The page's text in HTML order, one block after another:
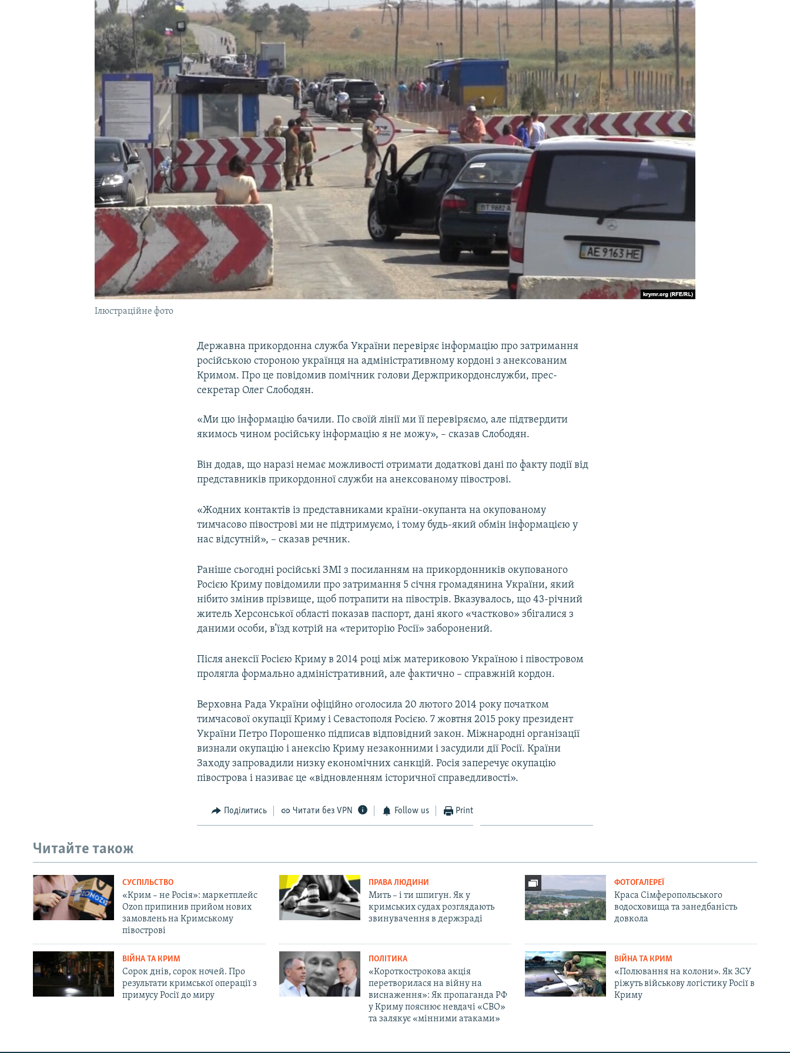
УКРАЇНСЬКА ПРОБЛЕМА КРИМУ
Русский
Ілюстраційне фото
Державна прикордонна служба України перевіряє інформацію про затримання
російською стороною українця на адміністративному кордоні з анексованим
Кримом. Про це повідомив помічник голови Держприкордонслужби, прес-
секретар Олег Слободян.
«Ми цю інформацію бачили. По своїй лінії ми її перевіряємо, але підтвердити
якимось чином російську інформацію я не можу», – сказав Слободян.
Він додав, що наразі немає можливості отримати додаткові дані по факту події від
представників прикордонної служби на анексованому півострові.
«Жодних контактів із представниками країни-окупанта на окупованому
тимчасово півострові ми не підтримуємо, і тому будь-який обмін інформацією у
нас відсутній», – сказав речник.
Раніше сьогодні російські ЗМІ з посиланням на прикордонників окупованого
Росією Криму повідомили про затримання 5 січня громадянина України, який
нібито змінив прізвище, щоб потрапити на півострів. Вказувалось, що 43-річний
житель Херсонської області показав паспорт, дані якого «частково» збігалися з
даними особи, в’їзд котрій на «територію Росії» заборонений.
Після анексії Росією Криму в 2014 році між материковою Україною і півостровом
пролягла формально адміністративний, але фактично – справжній кордон.
Верховна Рада України офіційно оголосила 20 лютого 2014 року початком
тимчасової окупації Криму і Севастополя Росією. 7 жовтня 2015 року президент
України Петро Порошенко підписав відповідний закон. Міжнародні організації
визнали окупацію і анексію Криму незаконними і засудили дії Росії. Країни
Заходу запровадили низку економічних санкцій. Росія заперечує окупацію
півострова і називає це «відновленням історичної справедливості».
Поділитись Читати без VPN Follow us Print
Читайте також
СУСПІЛЬСТВО
«Крим – не Росія»: маркетплейс
Ozon припинив прийом нових
замовлень на Кримському
півострові
ПРАВА ЛЮДИНИ
Мить – і ти шпигун. Як у
кримських судах розглядають
звинувачення в держзраді
ФОТОГАЛЕРЕЇ
Краса Сімферопольського
водосховища та занедбаність
довкола
ВІЙНА ТА КРИМ
Сорок днів, сорок ночей. Про
результати кримської операції з
примусу Росії до миру
ПОЛІТИКА
«Короткострокова акція
перетворилася на війну на
виснаження»: Як пропаганда РФ
у Криму пояснює невдачі «СВО»
та залякує «мінними атаками»
ВІЙНА ТА КРИМ
«Полювання на колони». Як ЗСУ
ріжуть військову логістику Росії в
Криму